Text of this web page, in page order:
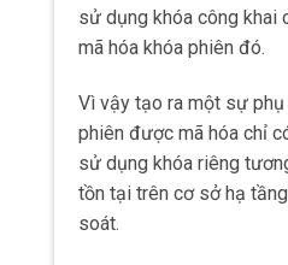
sử dụng khóa công khai
mã hóa khóa phiên đó.
Vì vậy tạo ra một sự
phiên được mã hóa chỉ
sử dụng khóa riêng
tồn tại trên cơ sở hạ
soát.